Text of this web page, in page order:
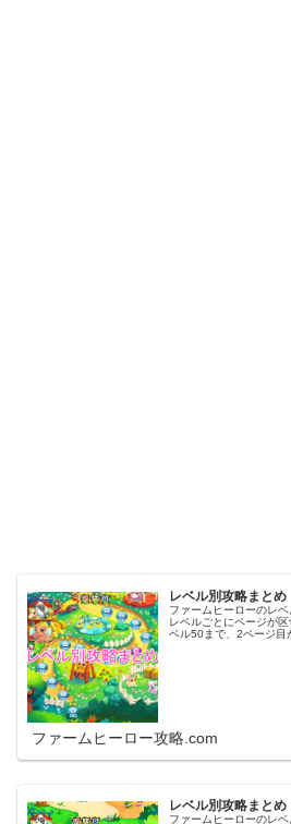
レベル別攻略まとめ
ファームヒーローのレ
レベルごとにページが
ベル50まで、2ページ目
ファームヒーロー攻略.com
レベル別攻略まとめ
ファームヒーローのレ